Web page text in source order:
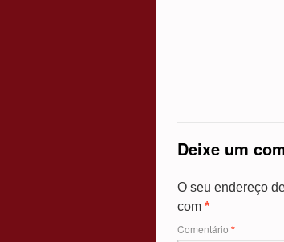
Deixe um
O seu endereço
com *
Comentário *